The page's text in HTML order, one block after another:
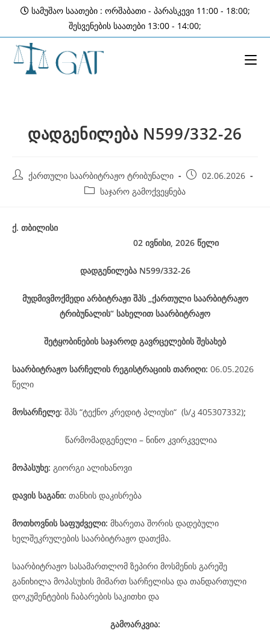
content
სამუშაო საათები : ორშაბათი - პარასკევი 11:00 - 18:00;
შესვენების საათები 13:00 - 14:00;
დადგენილება N599/332-26
Post ქართული საარბიტრაჟო ტრიბუნალი
Post02.06.2026
Post საჯარო გამოქვეყნება
ქ. თბილისი
02 ივნისი, 2026 წელი
დადგენილება N599/332-26
მუდმივმოქმედი არბიტრაჟი შპს „ქართული საარბიტრაჟო
ტრიბუნალის“ სახელით საარბიტრაჟო
შეტყობინების საჯაროდ გავრცელების შესახებ
საარბიტრაჟო სარჩელის რეგისტრაციის თარიღი: 06.05.2026
წელი
მოსარჩელე: შპს “ტექნო კრედიტ პლიუსი“ (ს/კ 405307332);
წარმომადგენელი – ნინო კვირკველია
მოპასუხე: გიორგი ალიხანოვი
დავის საგანი: თანხის დაკისრება
მოთხოვნის საფუძველი: მხარეთა შორის დადებული
ხელშეკრულების საარბიტრაჟო დათქმა.
საარბიტრაჟო სასამართლომ ზეპირი მოსმენის გარეშე
განიხილა მოპასუხის მიმართ სარჩელისა და თანდართული
დოკუმენტების ჩაბარების საკითხი და
გამოარკვია: